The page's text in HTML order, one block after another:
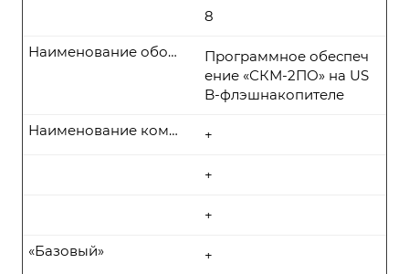
8
Программное обеспеч
ение «СКМ-2ПО» на US
B-флэшнакопителе
Наименование оборудования
+
Наименование комплекта поставки
+
+
+
«Базовый»